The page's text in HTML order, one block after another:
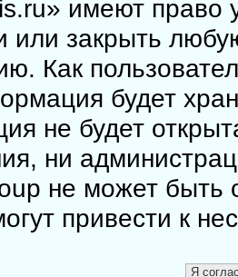
имеют право
или закрыть
Как
будет
не будет
ни
не может быть
привести к